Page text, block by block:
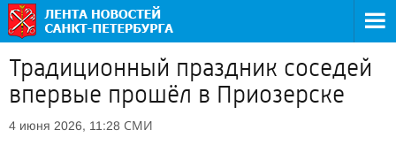
Традиционный праздник соседей
впервые прошёл в Приозерске
4 июня 2026, 11:28 СМИ